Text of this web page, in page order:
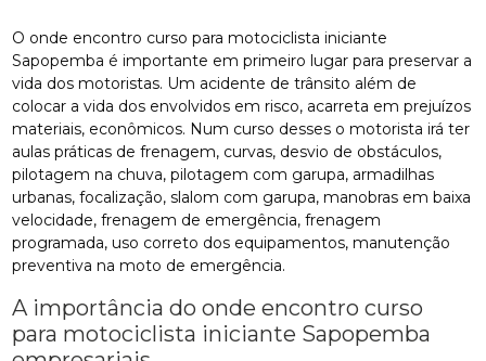
O onde encontro curso para motociclista iniciante
Sapopemba é importante em primeiro lugar para preservar a
vida dos motoristas. Um acidente de trânsito além de
colocar a vida dos envolvidos em risco, acarreta em prejuízos
materiais, econômicos. Num curso desses o motorista irá ter
aulas práticas de frenagem, curvas, desvio de obstáculos,
pilotagem na chuva, pilotagem com garupa, armadilhas
urbanas, focalização, slalom com garupa, manobras em baixa
velocidade, frenagem de emergência, frenagem
programada, uso correto dos equipamentos, manutenção
preventiva na moto de emergência.
A importância do onde encontro curso
para motociclista iniciante Sapopemba